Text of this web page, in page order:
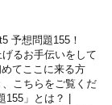
予想問題155！
るお手伝いをして
てここに来る方
こちらをご覧くだ
155」とは？ |